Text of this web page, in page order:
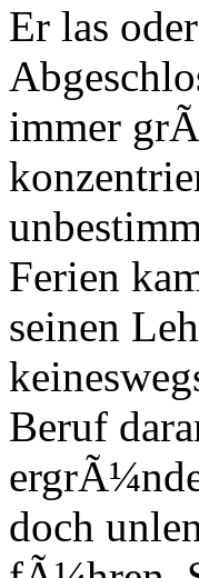
Er las
immer
Ferien
seinen
Beruf
doch